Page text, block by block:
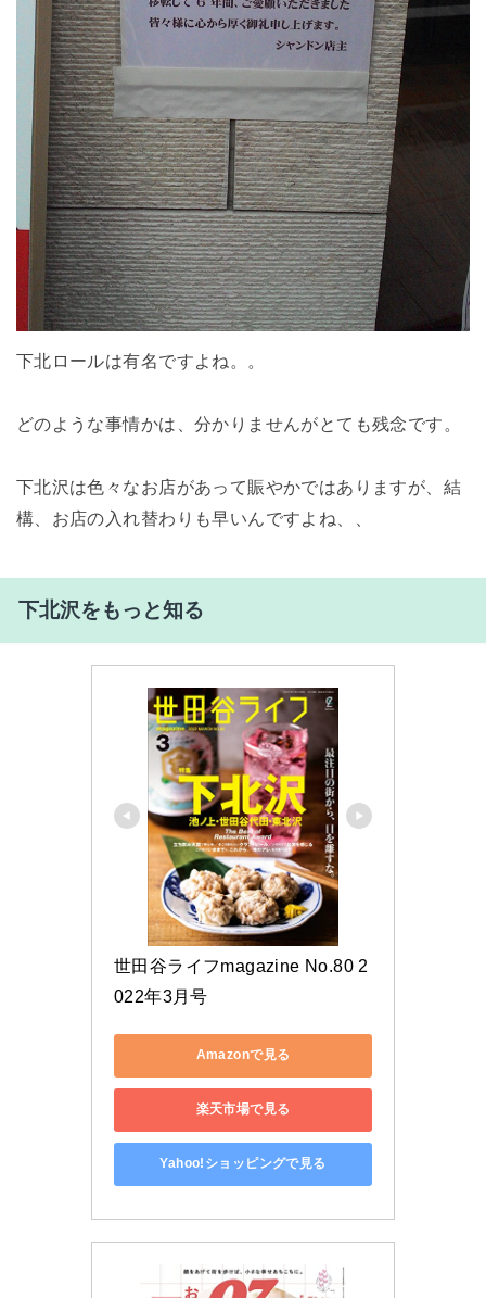
下北ロールは有名ですよね。。
どのような事情かは、分かりませんがとても残念です。
下北沢は色々なお店があって賑やかではありますが、結
構、お店の入れ替わりも早いんですよね、、
下北沢をもっと知る
世田谷ライフmagazine No.80 2
022年3月号
Amazonで見る
楽天市場で見る
Yahoo!ショッピングで見る